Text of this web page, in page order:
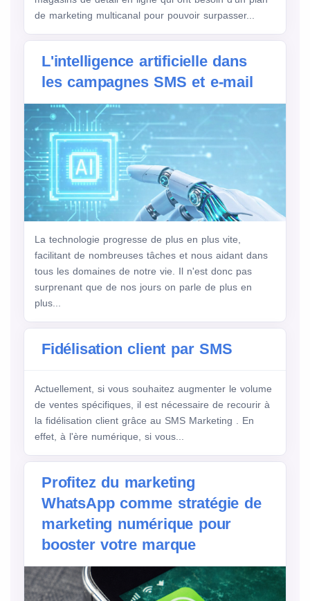
de marketing multicanal pour pouvoir surpasser...
L'intelligence artificielle dans
les campagnes SMS et e-mail
La technologie progresse de plus en plus vite,
facilitant de nombreuses tâches et nous aidant dans
tous les domaines de notre vie. Il n'est donc pas
surprenant que de nos jours on parle de plus en
plus...
Fidélisation client par SMS
Actuellement, si vous souhaitez augmenter le volume
de ventes spécifiques, il est nécessaire de recourir à
la fidélisation client grâce au SMS Marketing . En
effet, à l'ère numérique, si vous...
Profitez du marketing
WhatsApp comme stratégie de
marketing numérique pour
booster votre marque